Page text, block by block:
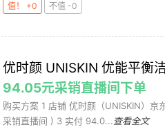
值！ +0
不值 -0
优时颜 UNISKIN 优能平衡
94.05元采销直播间下单
购买方案 1 店铺 优时颜（UNISKIN）
采销直播间 ) 3 实付 94.0... 查看全文